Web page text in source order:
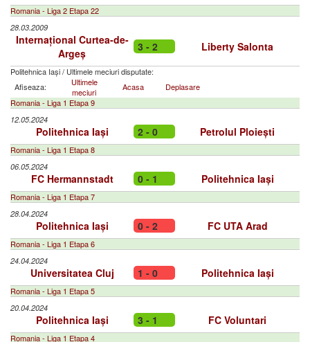
Romania - Liga 2 Etapa 22
28.03.2009
Internațional Curtea-de-
Argeș
3 - 2 Liberty Salonta
Politehnica Iași/ Ultimele meciuri disputate:
Afiseaza:
Ultimele
meciuri
Acasa
Deplasare
Romania - Liga 1 Etapa 9
12.05.2024
Politehnica Iași 2 - 0 Petrolul Ploiești
Romania - Liga 1 Etapa 8
06.05.2024
FC Hermannstadt 0 - 1 Politehnica Iași
Romania - Liga 1 Etapa 7
28.04.2024
Politehnica Iași 0 - 2 FC UTA Arad
Romania - Liga 1 Etapa 6
24.04.2024
Universitatea Cluj 1 - 0 Politehnica Iași
Romania - Liga 1 Etapa 5
20.04.2024
Politehnica Iași 3 - 1 FC Voluntari
Romania - Liga 1 Etapa 4